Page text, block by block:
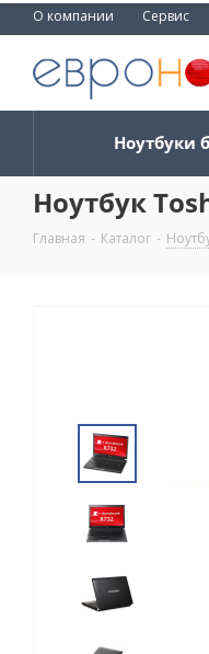
О компании Сервис
Ноутбуки
Ноутбук
Главная - Каталог -